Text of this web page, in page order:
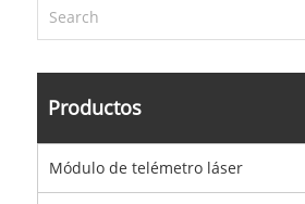
Productos
Módulo de telémetro láser